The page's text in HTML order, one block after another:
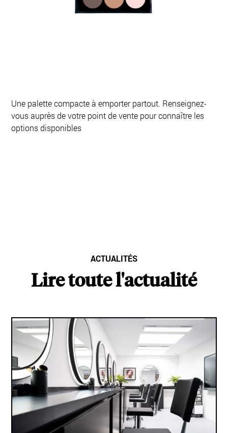
Une palette compacte à emporter partout. Renseignez-
vous auprès de votre point de vente pour connaître les
options disponibles
ACTUALITÉS
Lire toute l'actualité